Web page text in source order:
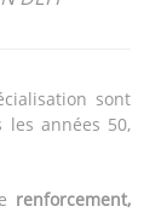
sont
années 50,
renforcement,